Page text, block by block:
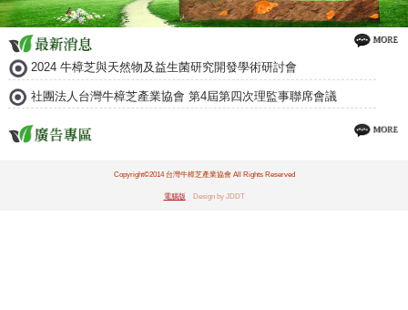
2024 牛樟芝與天然物及益生菌研究開發學術研討會
社團法人台灣牛樟芝產業協會 第4屆第四次理監事聯席會議
Copyright©2014 台灣牛樟芝產業協會 All Rights Reserved
電腦版 Design by JDDT